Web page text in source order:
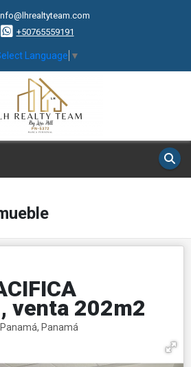
+50765559191
Language ▼
venta 202m2
Panamá